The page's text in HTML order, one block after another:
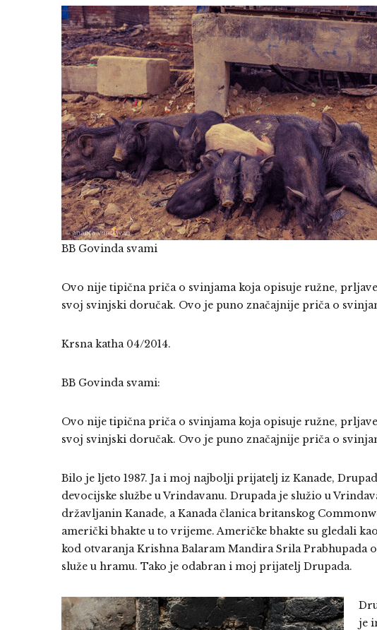
BB Govinda svami
Ovo nije tipična priča o svinjama koja opisuje ružne,
svoj svinjski doručak. Ovo je puno značajnije priča o
Krsna katha 04/2014.
BB Govinda svami:
Ovo nije tipična priča o svinjama koja opisuje ružne,
svoj svinjski doručak. Ovo je puno značajnije priča o
Bilo je ljeto 1987. Ja i moj najbolji prijatelj iz Kanade,
devocijske službe u Vrindavanu. Drupada je služio u
državljanin Kanade, a Kanada članica britanskog
američki bhakte u to vrijeme. Američke bhakte su gledali
kod otvaranja Krishna Balaram Mandira Srila Prabhupada
služe u hramu. Tako je odabran i moj prijatelj Drupada.
je